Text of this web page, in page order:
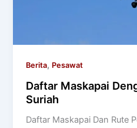
Berita, Pesawat
Daftar Maskapai
Suriah
Daftar Maskapai Dan Rute